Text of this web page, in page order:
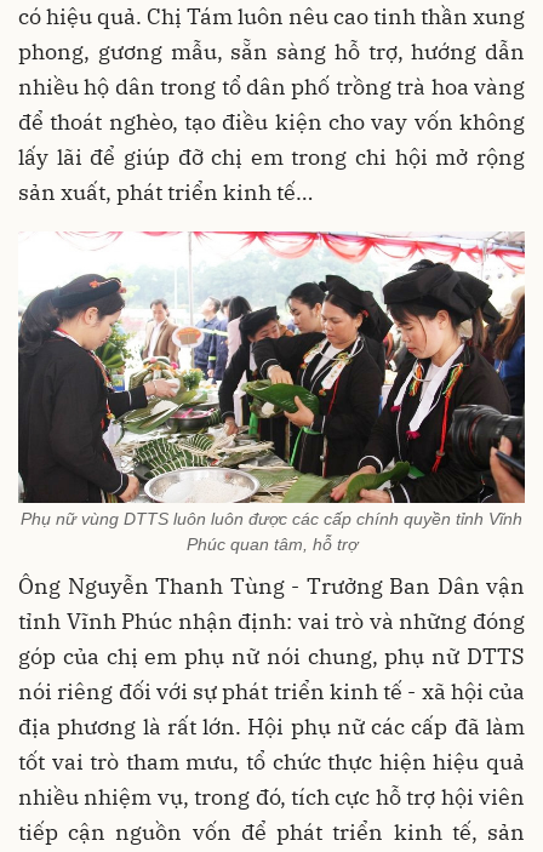
có hiệu quả. Chị Tám luôn nêu cao tinh thần xung
phong, gương mẫu, sẵn sàng hỗ trợ, hướng dẫn
nhiều hộ dân trong tổ dân phố trồng trà hoa vàng
để thoát nghèo, tạo điều kiện cho vay vốn không
lấy lãi để giúp đỡ chị em trong chi hội mở rộng
sản xuất, phát triển kinh tế…
Phụ nữ vùng DTTS luôn luôn được các cấp chính quyền tỉnh Vĩnh
Phúc quan tâm, hỗ trợ
Ông Nguyễn Thanh Tùng - Trưởng Ban Dân vận
tỉnh Vĩnh Phúc nhận định: vai trò và những đóng
góp của chị em phụ nữ nói chung, phụ nữ DTTS
nói riêng đối với sự phát triển kinh tế - xã hội của
địa phương là rất lớn. Hội phụ nữ các cấp đã làm
tốt vai trò tham mưu, tổ chức thực hiện hiệu quả
nhiều nhiệm vụ, trong đó, tích cực hỗ trợ hội viên
tiếp cận nguồn vốn để phát triển kinh tế, sản